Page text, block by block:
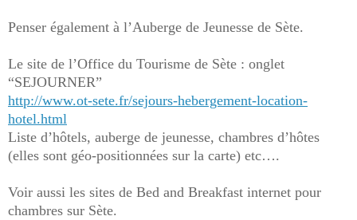
Penser également à l’Auberge de Jeunesse de Sète.
Le site de l’Office du Tourisme de Sète : onglet
“SEJOURNER”
http://www.ot-sete.fr/sejours-hebergement-location-
hotel.html
Liste d’hôtels, auberge de jeunesse, chambres d’hôtes
(elles sont géo-positionnées sur la carte) etc….
Voir aussi les sites de Bed and Breakfast internet pour
chambres sur Sète.